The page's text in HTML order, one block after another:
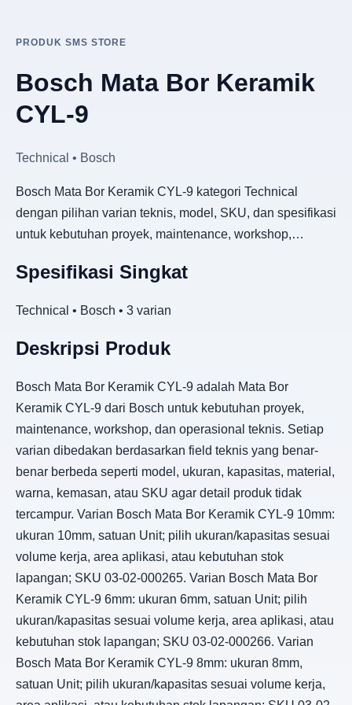
PRODUK SMS STORE
Bosch Mata Bor Keramik
CYL-9
Technical • Bosch
Bosch Mata Bor Keramik CYL-9 kategori Technical
dengan pilihan varian teknis, model, SKU, dan spesifikasi
untuk kebutuhan proyek, maintenance, workshop,…
Spesifikasi Singkat
Technical • Bosch • 3 varian
Deskripsi Produk
Bosch Mata Bor Keramik CYL-9 adalah Mata Bor
Keramik CYL-9 dari Bosch untuk kebutuhan proyek,
maintenance, workshop, dan operasional teknis. Setiap
varian dibedakan berdasarkan field teknis yang benar-
benar berbeda seperti model, ukuran, kapasitas, material,
warna, kemasan, atau SKU agar detail produk tidak
tercampur. Varian Bosch Mata Bor Keramik CYL-9 10mm:
ukuran 10mm, satuan Unit; pilih ukuran/kapasitas sesuai
volume kerja, area aplikasi, atau kebutuhan stok
lapangan; SKU 03-02-000265. Varian Bosch Mata Bor
Keramik CYL-9 6mm: ukuran 6mm, satuan Unit; pilih
ukuran/kapasitas sesuai volume kerja, area aplikasi, atau
kebutuhan stok lapangan; SKU 03-02-000266. Varian
Bosch Mata Bor Keramik CYL-9 8mm: ukuran 8mm,
satuan Unit; pilih ukuran/kapasitas sesuai volume kerja,